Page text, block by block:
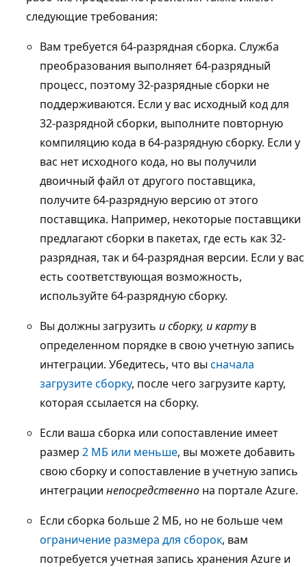
следующие требования:
Вам требуется 64-разрядная сборка. Служба
преобразования выполняет 64-разрядный
процесс, поэтому 32-разрядные сборки не
поддерживаются. Если у вас исходный код для
32-разрядной сборки, выполните повторную
компиляцию кода в 64-разрядную сборку. Если у
вас нет исходного кода, но вы получили
двоичный файл от другого поставщика,
получите 64-разрядную версию от этого
поставщика. Например, некоторые поставщики
предлагают сборки в пакетах, где есть как 32-
разрядная, так и 64-разрядная версии. Если у вас
есть соответствующая возможность,
используйте 64-разрядную сборку.
Вы должны загрузить и сборку, и картув
определенном порядке в свою учетную запись
интеграции. Убедитесь, что вы сначала
загрузите сборку, после чего загрузите карту,
которая ссылается на сборку.
Если ваша сборка или сопоставление имеет
размер 2 МБ или меньше, вы можете добавить
свою сборку и сопоставление в учетную запись
интеграции непосредственно на портале Azure.
Если сборка больше 2 МБ, но не больше чем
ограничение размера для сборок, вам
потребуется учетная запись хранения Azure и